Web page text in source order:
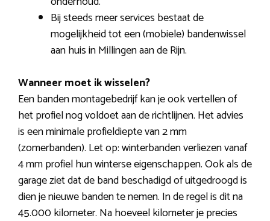
Bij steeds meer services bestaat de
mogelijkheid tot een (mobiele) bandenwissel
aan huis in Millingen aan de Rijn.
Wanneer moet ik wisselen?
Een banden montagebedrijf kan je ook vertellen of
het profiel nog voldoet aan de richtlijnen. Het advies
is een minimale profieldiepte van 2 mm
(zomerbanden). Let op: winterbanden verliezen vanaf
4 mm profiel hun winterse eigenschappen. Ook als de
garage ziet dat de band beschadigd of uitgedroogd is
dien je nieuwe banden te nemen. In de regel is dit na
45.000 kilometer. Na hoeveel kilometer je precies